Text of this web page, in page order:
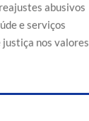
abusivos
e serviços
justiça nos valores
equilíbrio e